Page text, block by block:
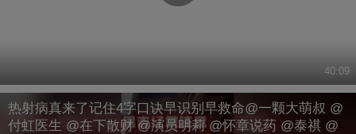
40:09
热射病真来了记住4字口诀早识别早救命@一颗大萌叔 @
付虹医生 @在下散财 @演员明莉 @怀章说药 @泰祺 @